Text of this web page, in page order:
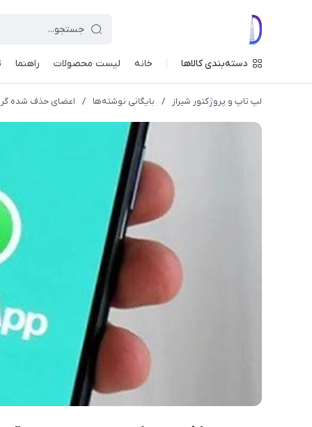
دسته‌بندی کالاها خانه لیست محصولات راهنما
لپ تاپ و پروژکتور شیراز / بایگانی نوشته‌ها / اعضای حذف شده